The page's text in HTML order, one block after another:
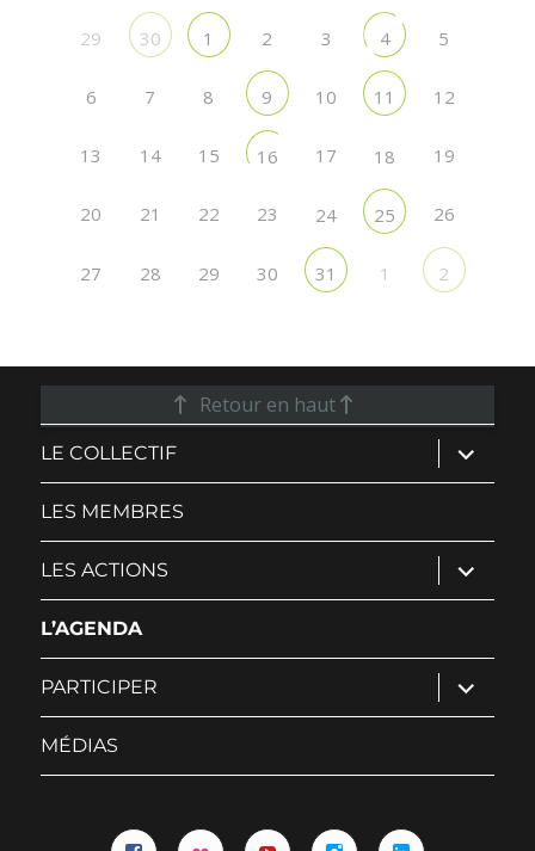
29 30 1 2 3 4 5
6 7 8 9 10 11 12
13 14 15 16 17 18 19
20 21 22 23 24 25 26
27 28 29 30 31 1 2
Retour en haut
LE COLLECTIF ouvrir
le
sous-
LES MEMBRES
LES ACTIONS ouvrir
le
sous-
L’AGENDA
PARTICIPER ouvrir
le
sous-
MÉDIAS